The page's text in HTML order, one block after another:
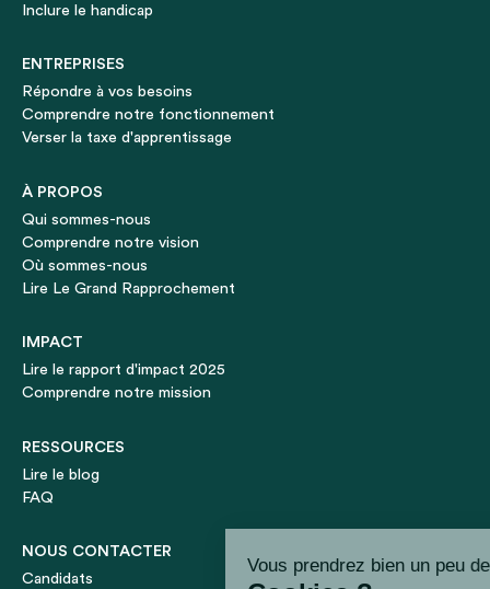
Inclure le handicap
ENTREPRISES
Répondre à vos besoins
Comprendre notre fonctionnement
Verser la taxe d'apprentissage
À PROPOS
Qui sommes-nous
Comprendre notre vision
Où sommes-nous
Lire Le Grand Rapprochement
IMPACT
Lire le rapport d'impact 2025
Comprendre notre mission
RESSOURCES
Lire le blog
FAQ
NOUS CONTACTER
Candidats